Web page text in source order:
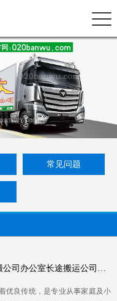
常见问题
广州市越秀区洪桥街道搬屋搬厂房仓库搬公司办公室长途搬运公司哪家全国连锁
优良传统，是专业从事家庭及小